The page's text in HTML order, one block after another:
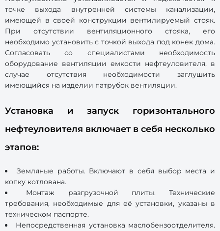
точке выхода внутренней системы канализации,
имеющей в своей конструкции вентилируемый стояк.
При отсутствии вентиляционного стояка, его
необходимо установить с точкой выхода под конек дома.
Согласовать со специалистами необходимость
оборудование вентиляции емкости нефтеуловителя, в
случае отсутствия необходимости заглушить
имеющийся на изделии патрубок вентиляции.
Установка и запуск горизонтального
нефтеуловителя включает в себя несколько
этапов:
Земляные работы. Включают в себя выбор места и
копку котлована.
Монтаж разгрузочной плиты. Технические
требования, необходимые для её установки, указаны в
техническом паспорте.
Непосредственная установка маслобензоотделителя.